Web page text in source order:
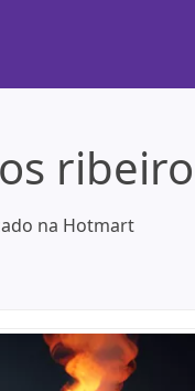
ribeiro
na Hotmart